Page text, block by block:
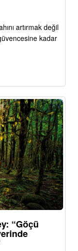
artırmak değil
kadar
“Göçü